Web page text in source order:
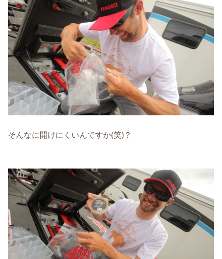
そんなに開けにくいんですか(笑)？